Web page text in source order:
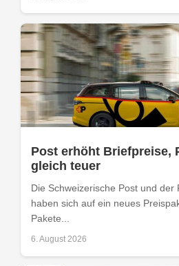
Post erhöht Briefpreise,
gleich teuer
Die Schweizerische Post und der
haben sich auf ein neues
Pakete...
6. August 2026